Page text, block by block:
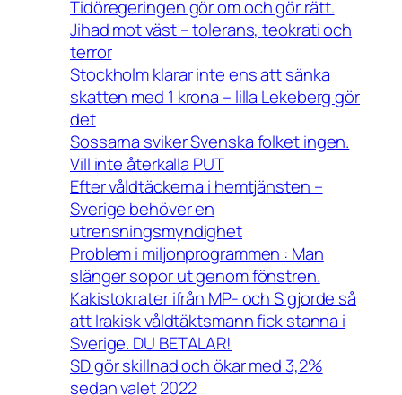
Tidöregeringen gör om och gör rätt.
Jihad mot väst – tolerans, teokrati och
terror
Stockholm klarar inte ens att sänka
skatten med 1 krona – lilla Lekeberg gör
det
Sossarna sviker Svenska folket ingen.
Vill inte återkalla PUT
Efter våldtäckerna i hemtjänsten –
Sverige behöver en
utrensningsmyndighet
Problem i miljonprogrammen : Man
slänger sopor ut genom fönstren.
Kakistokrater ifrån MP- och S gjorde så
att Irakisk våldtäktsmann fick stanna i
Sverige. DU BETALAR!
SD gör skillnad och ökar med 3,2%
sedan valet 2022